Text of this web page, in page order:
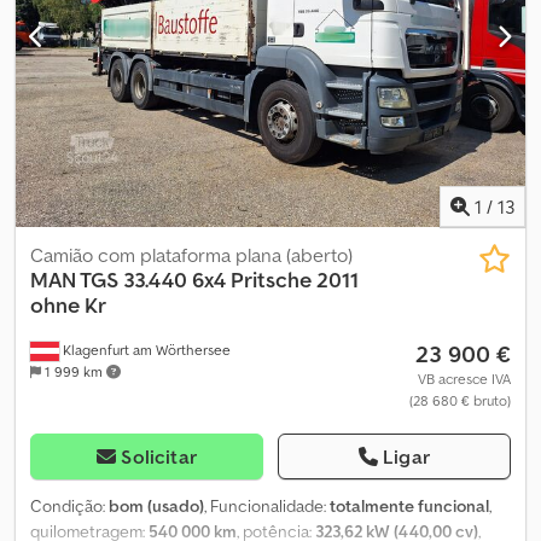
sol Luzes giratórias Dsdpjqi Ebrsfx Aixjck Alimentação de ar e
energia elétrica para operação de reboque Sujeito a erros e
alterações.
1 / 13
Klagenfurt am Wörthersee
1 999 km
Camião com plataforma plana (aberto)
MAN TGS 33.440 6x4 Pritsche 2011
ohne Kr
23 900 €
VB acresce IVA
(28 680 € bruto)
Solicitar Ligar
Condição: bom (usado), Funcionalidade:totalmente funcional,
quilometragem: 540 000 km, potência: 323,62 kW (440,00 cv),